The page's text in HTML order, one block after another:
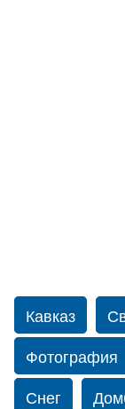
Кавказ
Фотография
Снег